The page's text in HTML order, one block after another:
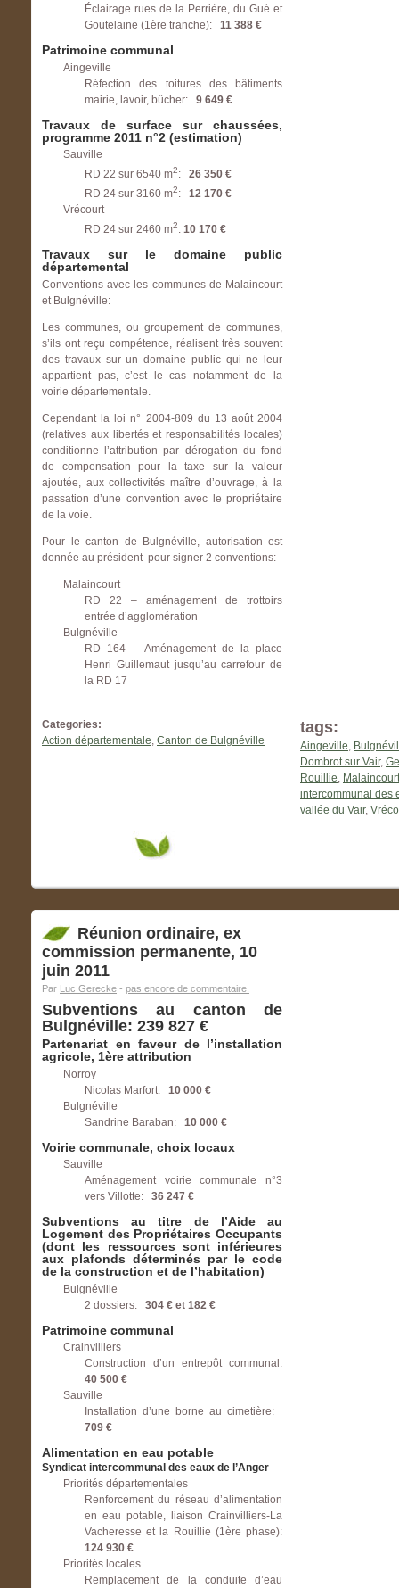
Éclairage rues de la Perrière, du Gué et
Goutelaine (1ère tranche): 11 388 €
Patrimoine communal
Aingeville
Réfection des toitures des bâtiments
mairie, lavoir, bûcher: 9 649 €
Travaux de surface sur chaussées,
programme 2011 n°2 (estimation)
Sauville
RD 22 sur 6540 m2: 26 350 €
RD 24 sur 3160 m2: 12 170 €
Vrécourt
RD 24 sur 2460 m2: 10 170 €
Travaux sur le domaine public
départemental
Conventions avec les communes de Malaincourt
et Bulgnéville:
Les communes, ou groupement de communes,
s’ils ont reçu compétence, réalisent très souvent
des travaux sur un domaine public qui ne leur
appartient pas, c’est le cas notamment de la
voirie départementale.
Cependant la loi n° 2004-809 du 13 août 2004
(relatives aux libertés et responsabilités locales)
conditionne l’attribution par dérogation du fond
de compensation pour la taxe sur la valeur
ajoutée, aux collectivités maître d’ouvrage, à la
passation d’une convention avec le propriétaire
de la voie.
Pour le canton de Bulgnéville, autorisation est
donnée au président pour signer 2 conventions:
Malaincourt
RD 22 – aménagement de trottoirs
entrée d’agglomération
Bulgnéville
RD 164 – Aménagement de la place
Henri Guillemaut jusqu’au carrefour de
la RD 17
Categories:
Action départementale Canton de Bulgnéville
tags:
Aingeville
Dombrot sur Vair,
Rouillie Malaincourt
intercommunal des
vallée du Vair,
Réunion ordinaire, ex
commission permanente, 10
juin 2011
Par Luc Gerecke - pas encore de commentaire.
Subventions au canton de
Bulgnéville: 239 827 €
Partenariat en faveur de l’installation
agricole, 1ère attribution
Norroy
Nicolas Marfort: 10 000 €
Bulgnéville
Sandrine Baraban: 10 000 €
Voirie communale, choix locaux
Sauville
Aménagement voirie communale n°3
vers Villotte: 36 247 €
Subventions au titre de l’Aide au
Logement des Propriétaires Occupants
(dont les ressources sont inférieures
aux plafonds déterminés par le code
de la construction et de l’habitation)
Bulgnéville
2 dossiers: 304 € et 182 €
Patrimoine communal
Crainvilliers
Construction d’un entrepôt communal:
40 500 €
Sauville
Installation d’une borne au cimetière:
709 €
Alimentation en eau potable
Syndicat intercommunal des eaux de l’Anger
Priorités départementales
Renforcement du réseau d’alimentation
en eau potable, liaison Crainvilliers-La
Vacheresse et la Rouillie (1ère phase):
124 930 €
Priorités locales
Remplacement de la conduite d’eau